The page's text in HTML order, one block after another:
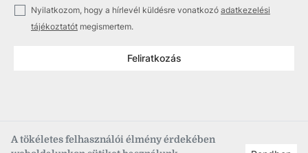
A tökéletes felhasználói élmény érdekében
Nyilatkozom, hogy a hírlevél küldésre vonatkozó adatkezelési
tájékoztatót megismertem.
Feliratkozás